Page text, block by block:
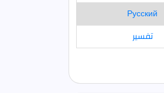
Русский
تفسير